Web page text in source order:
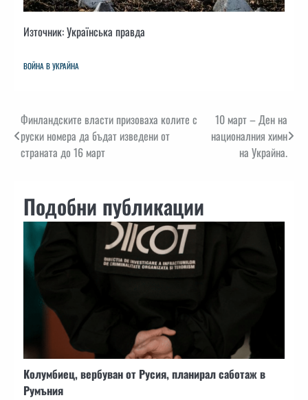
Източник: Українська правда
ВОЙНА В УКРАЙНА
Навигация
Финландските власти призоваха колите с
руски номера да бъдат изведени от
страната до 16 март
10 март – Ден на
националния химн
на Украйна.
Подобни публикации
Колумбиец, вербуван от Русия, планирал саботаж в
Румъния